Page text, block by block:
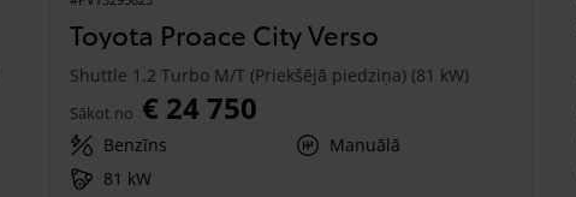
Toyota Proace City Verso
Shuttle 1.2 Turbo M/T (Priekšējā piedziņa) (81 kW)
Sākot no € 24 750
Benzīns
Manuālā
81 kW